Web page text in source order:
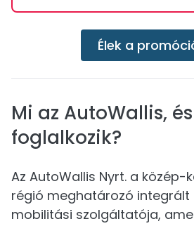
Élek a
Mi az AutoWallis,
foglalkozik?
Az AutoWallis Nyrt. a
régió meghatározó
mobilitási szolgáltatója,